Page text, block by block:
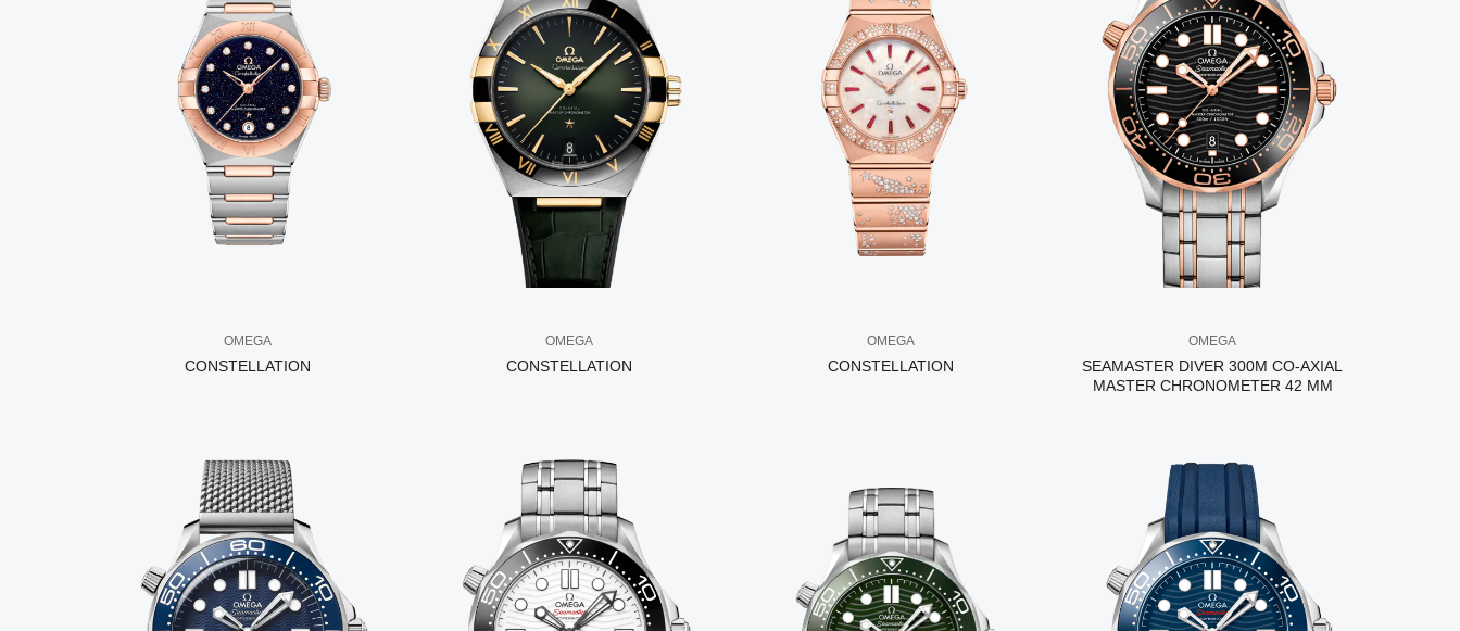
OMEGA
CONSTELLATION
OMEGA
CONSTELLATION
OMEGA
CONSTELLATION
OMEGA
SEAMASTER DIVER 300M CO‑AXIAL
MASTER CHRONOMETER 42 MM